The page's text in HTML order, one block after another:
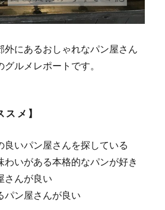
外にあるおしゃれなパン屋さん
グルメレポートです。
スメ】
いパン屋さんを探している
いがある本格的なパンが好き
んが良い
ン屋さんが良い